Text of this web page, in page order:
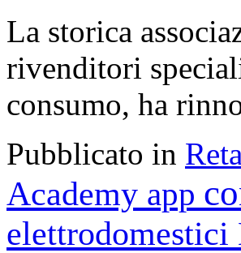
La storica
rivenditori
consumo, ha
Pubblicato in
Academy app
elettrodomestici